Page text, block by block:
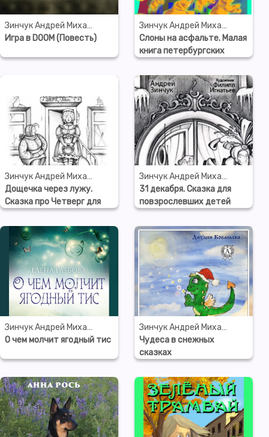
Зинчук Андрей Михайлович
Игра в DOOM (Повесть)
Зинчук Андрей Михайлович
Слоны на асфальте. Малая
книга петербургских
сказок
Зинчук Андрей Михайлович
Дощечка через лужу.
Сказка про Четверг для
детей и взрослых
Зинчук Андрей Михайлович
31 декабря. Сказка для
повзрослевших детей
(запись по неснятому
фильму)
Зинчук Андрей Михайлович
О чем молчит ягодный тис
Зинчук Андрей Михайлович
Чудеса в снежных
сказках